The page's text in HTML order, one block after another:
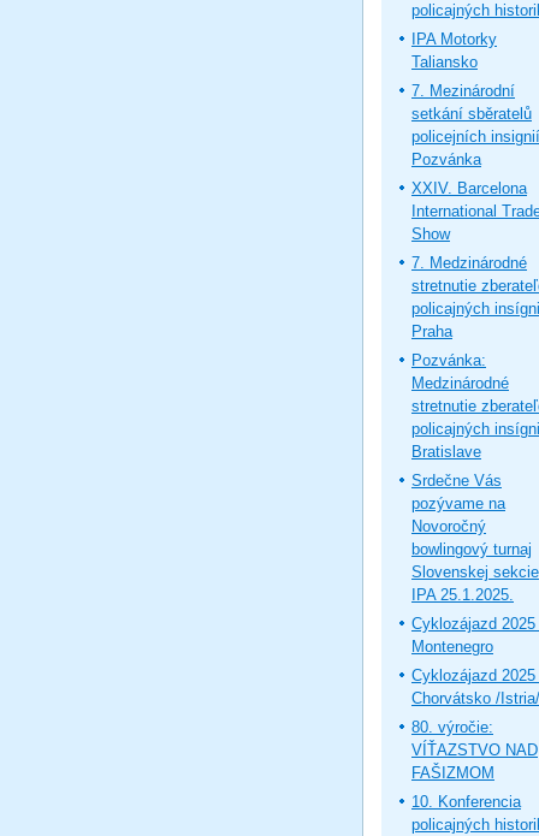
policajných
IPA Motorky
Taliansko
7. Mezinárodní
setkání sběratelů
policejních
Pozvánka
XXIV. Barcelona
International
Show
7. Medzinárodné
stretnutie
policajných
Praha
Pozvánka:
Medzinárodné
stretnutie
policajných
Bratislave
Srdečne Vás
pozývame na
Novoročný
bowlingový turnaj
Slovenskej sekcie
IPA 25.1.2025.
Cyklozájazd 2025
Montenegro
Cyklozájazd 2025
Chorvátsko /Istria/
80. výročie:
VÍŤAZSTVO NAD
FAŠIZMOM
10. Konferencia
policajných